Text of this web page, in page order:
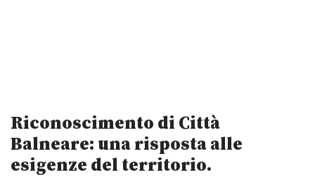
Riconoscimento di Città
Balneare: una risposta alle
esigenze del territorio.